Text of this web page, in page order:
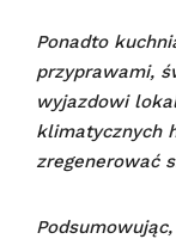
Ponadto
przyprawami,
wyjazdowi
klimatycznych
zregenerować